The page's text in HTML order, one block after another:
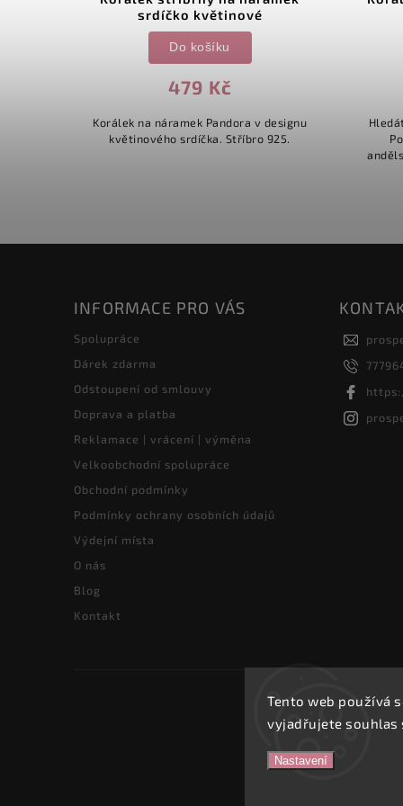
Tento web používá
vyjadřujete souhlas
Nastavení
srdíčko květinové
479 Kč
Do košíku
Korálek na náramek Pandora v designu
květinového srdíčka. Stříbro 925.
INFORMACE PRO VÁS
Spolupráce
Dárek zdarma
Odstoupení od smlouvy
Doprava a platba
Reklamace | vrácení | výměna
Velkoobchodní spolupráce
Obchodní podmínky
Podmínky ochrany osobních údajů
Výdejní místa
O nás
Blog
Kontakt